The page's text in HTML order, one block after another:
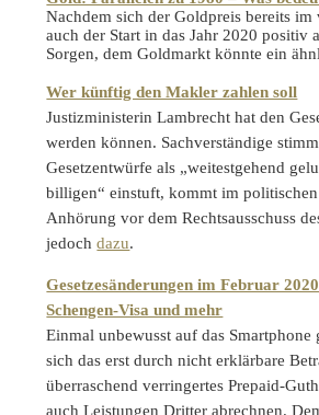
Nachdem sich der Goldpreis bereits
auch der Start in das Jahr 2020
Sorgen, dem Goldmarkt könnte ein
Wer künftig den Makler zahlen soll
Justizministerin Lambrecht hat den
werden können. Sachverständige
Gesetzentwürfe als „weitestgehend
billigen“ einstuft, kommt im
Anhörung vor dem Rechtsausschuss
jedochdazu.
Gesetzesänderungen im Februar
Schengen-Visa und mehr
Einmal unbewusst auf das
sich das erst durch nicht erklärbare
überraschend verringertes Prepaid-
auch Leistungen Dritter abrechnen.